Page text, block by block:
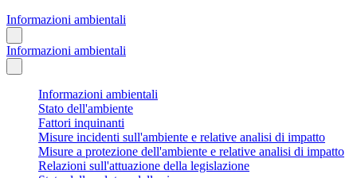
Informazioni ambientali
Informazioni ambientali
Informazioni ambientali
Stato dell'ambiente
Fattori inquinanti
Misure incidenti sull'ambiente e relative analisi di impatto
Misure a protezione dell'ambiente e relative analisi di impatto
Relazioni sull'attuazione della legislazione